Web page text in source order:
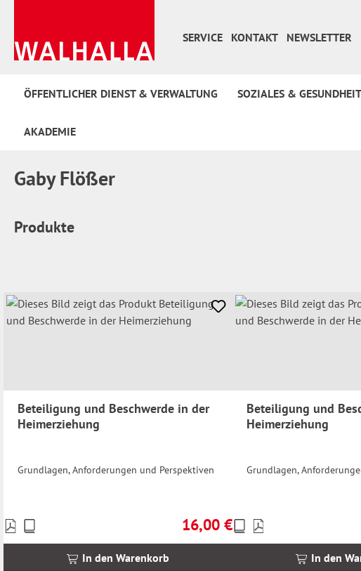
SERVICE
KONTAKT NEWSLETTER
ÖFFENTLICHER DIENST & VERWALTUNG SOZIALES & GESUNDHEIT
AKADEMIE
Gaby Flößer
Produkte
Beteiligung und Beschwerde in der
Heimerziehung
Grundlagen, Anforderungen und Perspektiven
Regulärer Preis:
16,00 €
Preise
inkl.
In den Warenkorb
Beteiligung und
Heimerziehung
Grundlagen,
Preise
inkl.
In den